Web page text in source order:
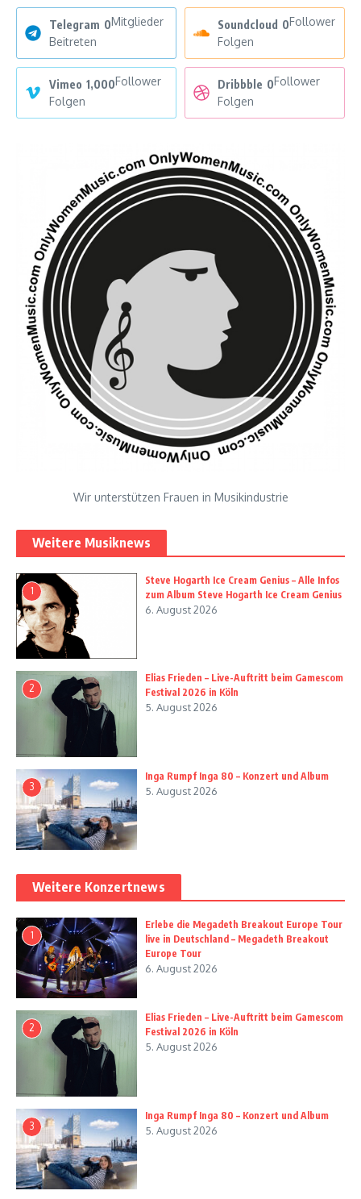
Telegram 0Mitglieder
Beitreten
Soundcloud 0Follower
Folgen
Vimeo 1,000Follower
Folgen
Dribbble 0Follower
Folgen
Wir unterstützen Frauen in Musikindustrie
Weitere Musiknews
1
Steve Hogarth Ice Cream Genius – Alle Infos
zum Album Steve Hogarth Ice Cream Genius
6. August 2026
2
Elias Frieden – Live-Auftritt beim Gamescom
Festival 2026 in Köln
5. August 2026
3
Inga Rumpf Inga 80 – Konzert und Album
5. August 2026
Weitere Konzertnews
1
Erlebe die Megadeth Breakout Europe Tour
live in Deutschland – Megadeth Breakout
Europe Tour
6. August 2026
2
Elias Frieden – Live-Auftritt beim Gamescom
Festival 2026 in Köln
5. August 2026
3
Inga Rumpf Inga 80 – Konzert und Album
5. August 2026